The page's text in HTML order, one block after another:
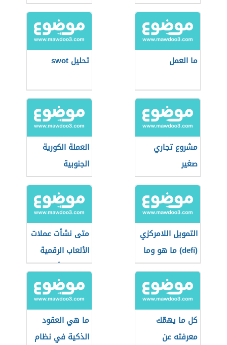
التصلب
ما العمل تحليل swot
مشروع تجاري
صغير
العملة الكورية
الجنوبية
التمويل اللامركزي
(defi) ما هو وما
استخداماته؟
متى نشأت عملات
الألعاب الرقمية
وما هي أبرز
أنواعها؟
كل ما يهمّك
معرفته عن
ما هي العقود
الذكية في نظام